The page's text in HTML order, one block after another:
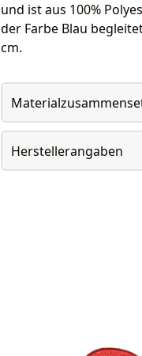
und ist aus 100%
der Farbe Blau
cm.
Herstellerangaben